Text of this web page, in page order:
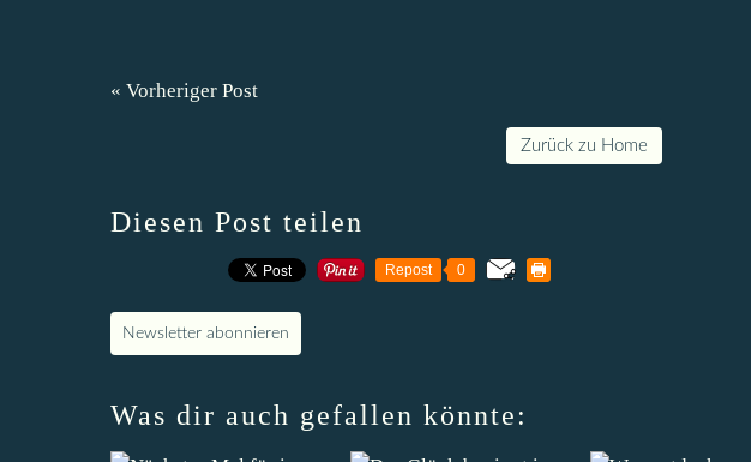
« Vorheriger Post
Zurück zu Home
Diesen Post teilen
Repost 0
Newsletter abonnieren
Was dir auch gefallen könnte: